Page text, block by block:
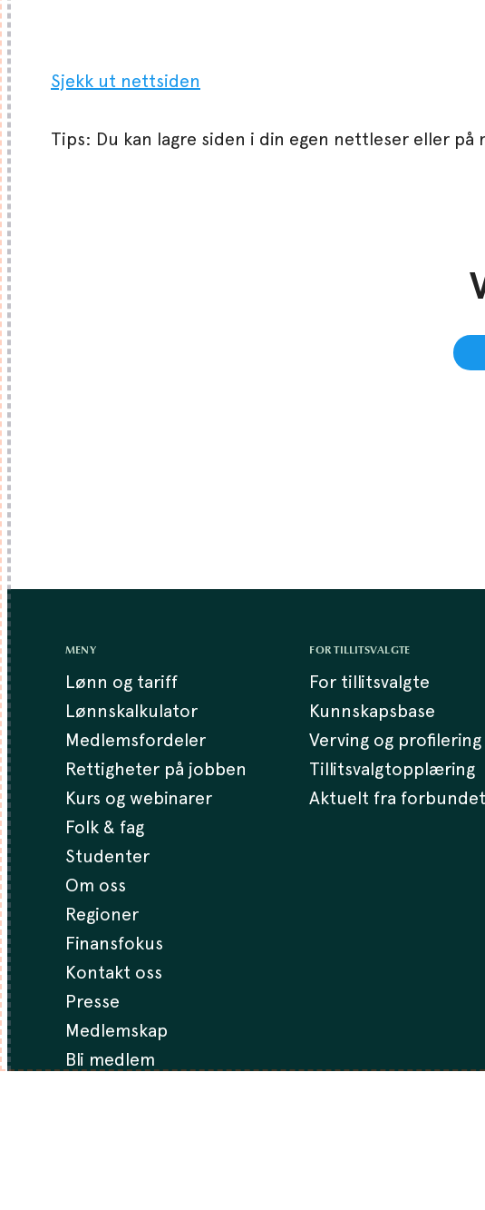
Sjekk ut nettsiden
Tips: Du kan lagre siden i din egen nettleser eller
MENY
Lønn og tariff
Lønnskalkulator
Medlemsfordeler
Rettigheter på jobben
Kurs og webinarer
Folk & fag
Studenter
Om oss
Regioner
Finansfokus
Kontakt oss
Presse
Medlemskap
Bli medlem
FOR TILLITSVALGTE
For tillitsvalgte
Kunnskapsbase
Verving og profilering
Tillitsvalgtopplæring
Aktuelt fra forbundet